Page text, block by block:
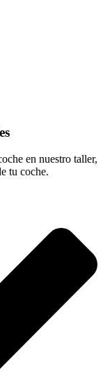
en nuestro taller,
tu coche.